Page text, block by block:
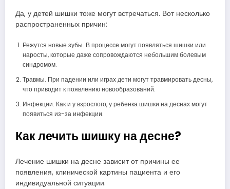
Да, у детей шишки тоже могут встречаться. Вот несколько
распространенных причин:
Режутся новые зубы. В процессе могут появляться шишки или
наросты, которые даже сопровождаются небольшим болевым
синдромом.
Травмы. При падении или играх дети могут травмировать десны,
что приводит к появлению новообразований.
Инфекции. Как и у взрослого, у ребенка шишки на деснах могут
появиться из-за инфекции.
Как лечить шишку на десне?
Лечение шишки на десне зависит от причины ее
появления, клинической картины пациента и его
индивидуальной ситуации.